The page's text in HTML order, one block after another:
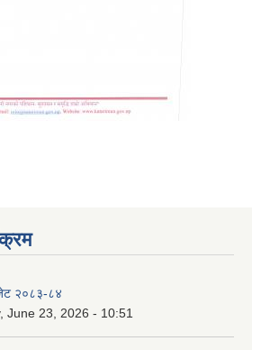
२०८३-८४
June 23, 2026 - 10:51